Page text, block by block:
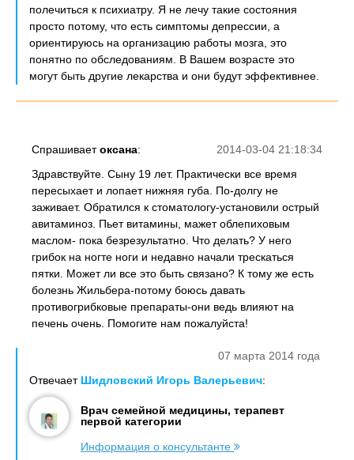
полечиться к психиатру. Я не лечу такие состояния
просто потому, что есть симптомы депрессии, а
ориентируюсь на организацию работы мозга, это
понятно по обследованиям. В Вашем возрасте это
могут быть другие лекарства и они будут эффективнее.
2014-03-04 21:18:34
Спрашиваетоксана:
Здравствуйте. Сыну 19 лет. Практически все время
пересыхает и лопает нижняя губа. По-долгу не
заживает. Обратился к стоматологу-установили острый
авитаминоз. Пьет витамины, мажет облепиховым
маслом- пока безрезультатно. Что делать? У него
грибок на ногте ноги и недавно начали трескаться
пятки. Может ли все это быть связано? К тому же есть
болезнь Жильбера-потому боюсь давать
противогрибковые препараты-они ведь влияют на
печень очень. Помогите нам пожалуйста!
07 марта 2014 года
Отвечает Шидловский Игорь Валерьевич:
Врач семейной медицины, терапевт
первой категории
Информация о консультанте